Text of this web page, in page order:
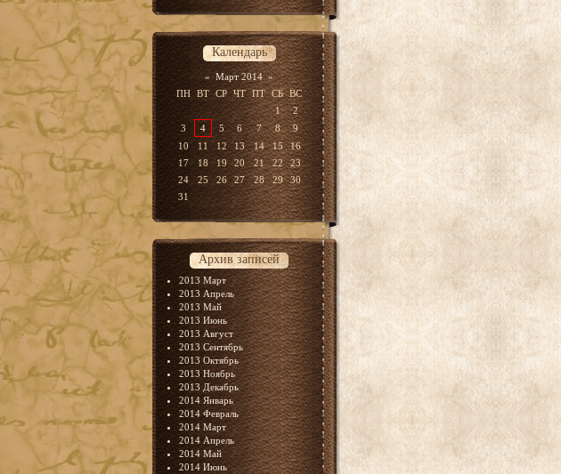
Календарь
« Март 2014 »
ПН ВТ СР ЧТ ПТ СБ ВС
1
2
3
4 5 6 7 8
9
10
11 12 13 14 15
16
17
18 19 20 21 22
23
24
25 26 27 28 29
30
31
Архив записей
2013 Март
2013 Апрель
2013 Май
2013 Июнь
2013 Август
2013 Сентябрь
2013 Октябрь
2013 Ноябрь
2013 Декабрь
2014 Январь
2014 Февраль
2014 Март
2014 Апрель
2014 Май
2014 Июнь